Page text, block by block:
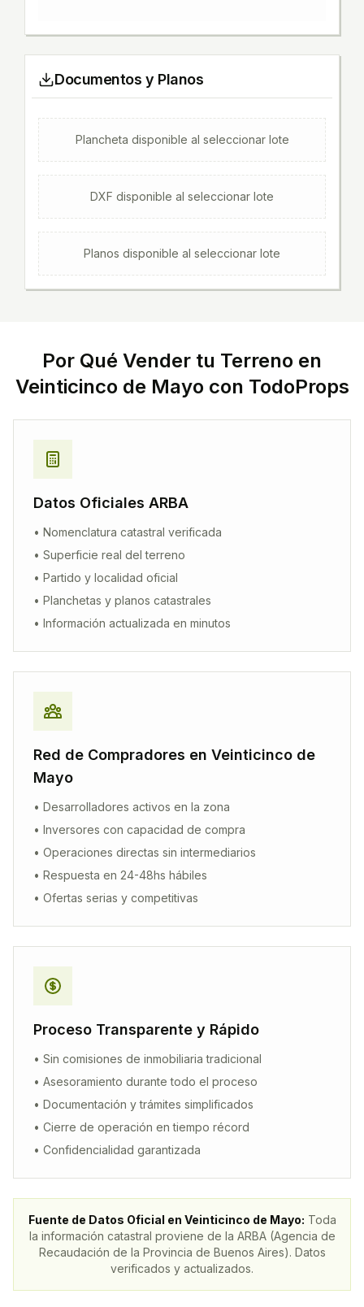
Documentos y Planos
Plancheta disponible al seleccionar lote
DXF disponible al seleccionar lote
Planos disponible al seleccionar lote
Por Qué Vender tu Terreno en
Veinticinco de Mayo con TodoProps
Datos Oficiales ARBA
• Nomenclatura catastral verificada
• Superficie real del terreno
• Partido y localidad oficial
• Planchetas y planos catastrales
• Información actualizada en minutos
Red de Compradores en Veinticinco de
Mayo
• Desarrolladores activos en la zona
• Inversores con capacidad de compra
• Operaciones directas sin intermediarios
• Respuesta en 24-48hs hábiles
• Ofertas serias y competitivas
Proceso Transparente y Rápido
• Sin comisiones de inmobiliaria tradicional
• Asesoramiento durante todo el proceso
• Documentación y trámites simplificados
• Cierre de operación en tiempo récord
• Confidencialidad garantizada
Fuente de Datos Oficial en Veinticinco de Mayo: Toda
la información catastral proviene de la ARBA (Agencia de
Recaudación de la Provincia de Buenos Aires). Datos
verificados y actualizados.